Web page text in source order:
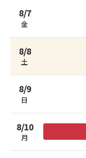
8/7
金
8/8
土
8/9
日
8/10
月